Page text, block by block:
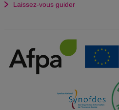
Laissez-vous guider